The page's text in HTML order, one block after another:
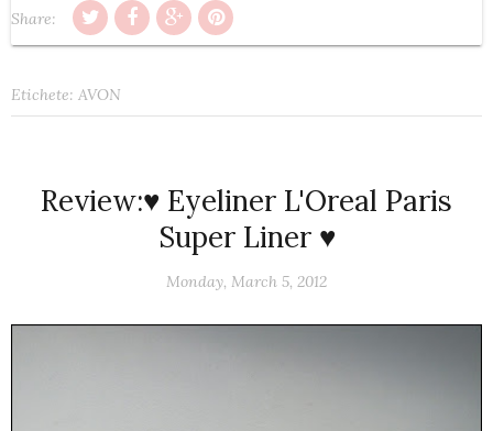
Share:
Etichete: AVON
Review:♥ Eyeliner L'Oreal Paris
Super Liner ♥
Monday, March 5, 2012